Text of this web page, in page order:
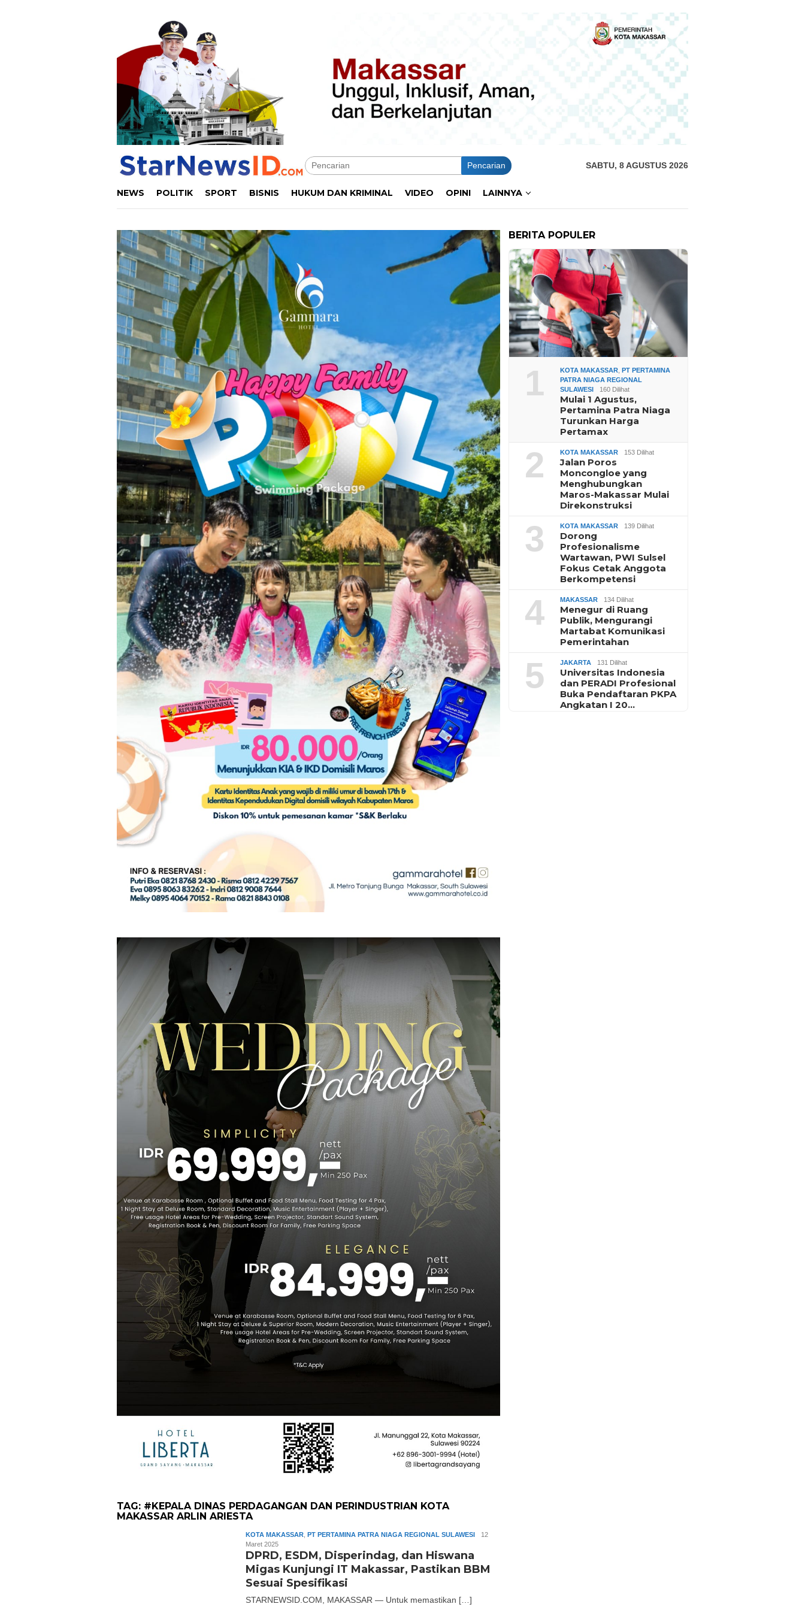
Pencarian SABTU, 8 AGUSTUS 2026
NEWS POLITIK SPORT BISNIS HUKUM DAN KRIMINAL VIDEO OPINI LAINNYA
TAG: #KEPALA DINAS PERDAGANGAN DAN PERINDUSTRIAN KOTA
MAKASSAR ARLIN ARIESTA
KOTA MAKASSAR PT PERTAMINA PATRA NIAGA REGIONAL SULAWESI Slamet
12
Maret 2025
DPRD, ESDM, Disperindag, dan Hiswana
Migas Kunjungi IT Makassar, Pastikan BBM
Sesuai Spesifikasi
STARNEWSID.COM, MAKASSAR — Untuk memastikan […]
BERITA POPULER
1 KOTA MAKASSAR ,PT PERTAMINA
PATRA NIAGA REGIONAL
SULAWESI
160 Dilihat
Mulai 1 Agustus,
Pertamina Patra Niaga
Turunkan Harga
Pertamax
2 KOTA MAKASSAR 153 Dilihat
Jalan Poros
Moncongloe yang
Menghubungkan
Maros-Makassar Mulai
Direkonstruksi
3 KOTA MAKASSAR 139 Dilihat
Dorong
Profesionalisme
Wartawan, PWI Sulsel
Fokus Cetak Anggota
Berkompetensi
4 MAKASSAR 134 Dilihat
Menegur di Ruang
Publik, Mengurangi
Martabat Komunikasi
Pemerintahan
5 JAKARTA 131 Dilihat
Universitas Indonesia
dan PERADI Profesional
Buka Pendaftaran PKPA
Angkatan I 20…